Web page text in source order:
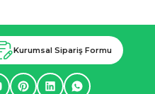
Kurumsal Sipariş Formu